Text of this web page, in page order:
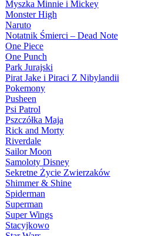
Myszka Minnie i Mickey
Monster High
Naruto
Notatnik Śmierci – Dead Note
One Piece
One Punch
Park Jurajski
Pirat Jake i Piraci Z Nibylandii
Pokemony
Pusheen
Psi Patrol
Pszczółka Maja
Rick and Morty
Riverdale
Sailor Moon
Samoloty Disney
Sekretne Życie Zwierzaków
Shimmer & Shine
Spiderman
Superman
Super Wings
Stacyjkowo